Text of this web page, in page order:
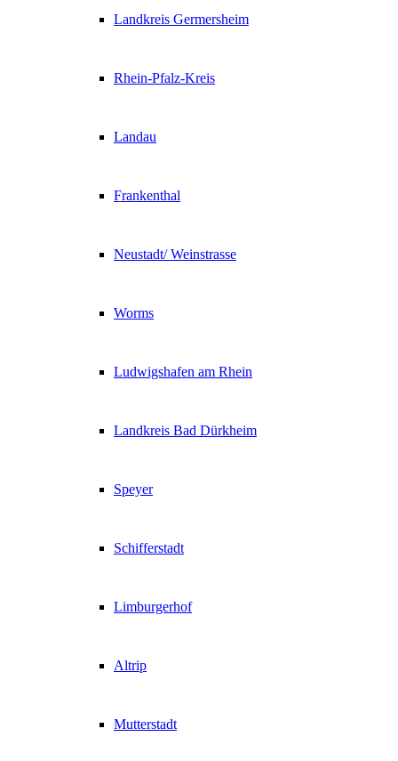
Landkreis Germersheim
Rhein-Pfalz-Kreis
Landau
Frankenthal
Neustadt/ Weinstrasse
Worms
Ludwigshafen am Rhein
Landkreis Bad Dürkheim
Speyer
Schifferstadt
Limburgerhof
Altrip
Mutterstadt